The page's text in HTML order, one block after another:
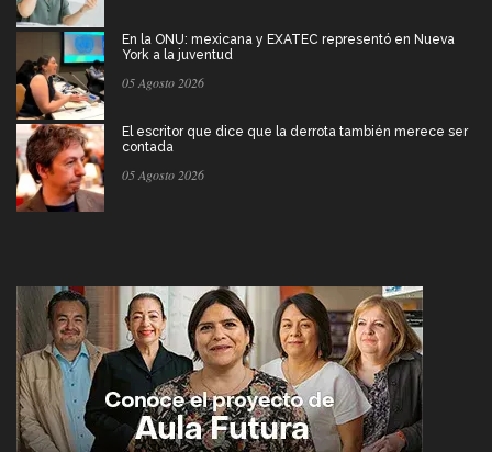
En la ONU: mexicana y EXATEC representó en Nueva
York a la juventud
05 Agosto 2026
El escritor que dice que la derrota también merece ser
contada
05 Agosto 2026